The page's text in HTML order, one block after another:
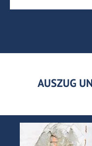
AUSZUG